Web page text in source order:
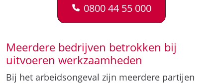
0800 44 55 000
Meerdere bedrijven betrokken bij
uitvoeren werkzaamheden
Bij het arbeidsongeval zijn meerdere partijen